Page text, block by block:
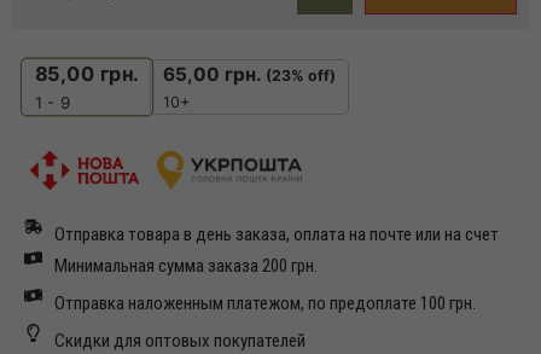
85,00 грн.
1 - 9
65,00 грн. (23% off)
10+
Отправка товара в день заказа, оплата на почте или на счет
Минимальная сумма заказа 200 грн.
Отправка наложенным платежом, по предоплате 100 грн.
Скидки для оптовых покупателей